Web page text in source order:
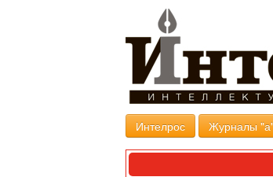
Интелрос Журналы